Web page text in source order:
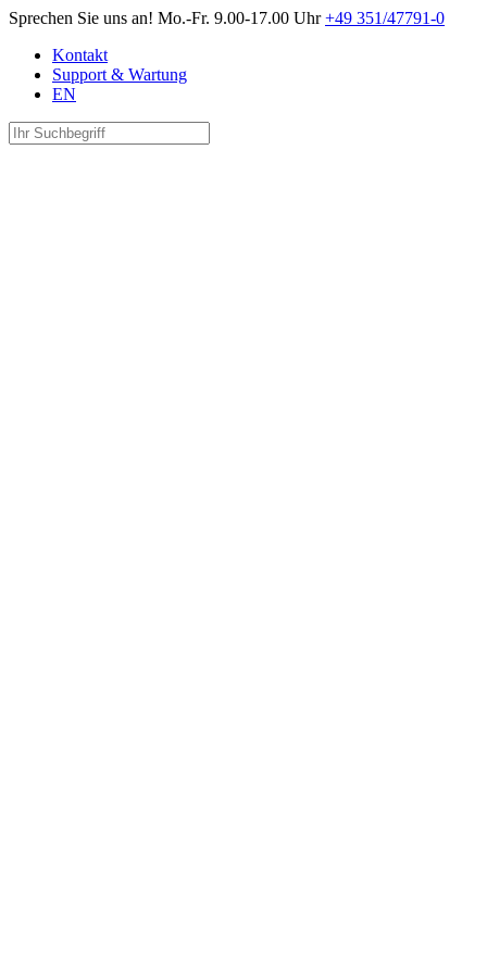
Sprechen Sie uns an! Mo.-Fr. 9.00-17.00 Uhr +49 351/47791-0
Kontakt
Support & Wartung
EN